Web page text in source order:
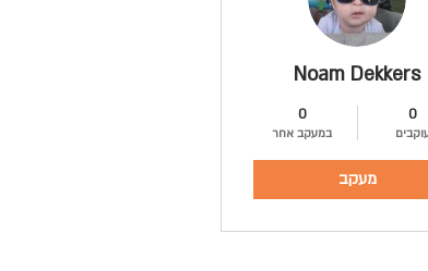
Noam Dekkers
0
0
במעקב אחר
מעקב